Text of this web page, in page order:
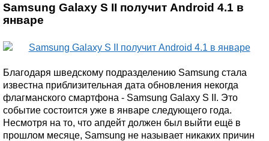
Samsung Galaxy S II получит Android 4.1 в
январе
Благодаря шведскому подразделению Samsung стала
известна приблизительная дата обновления некогда
флагманского смартфона - Samsung Galaxy S II. Это
событие состоится уже в январе следующего года.
Несмотря на то, что апдейт должен был выйти ещё в
прошлом месяце, Samsung не называет никаких причин